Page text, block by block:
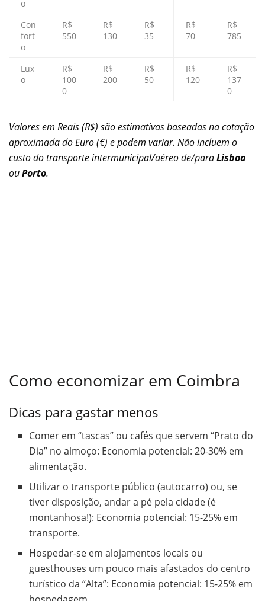
o
Con
fort
o
R$
550
R$
130
R$
35
R$
70
R$
785
Lux
o
R$
100
0
R$
200
R$
50
R$
120
R$
137
0
Valores em Reais (R$) são estimativas baseadas na cotação
aproximada do Euro (€) e podem variar. Não incluem o
custo do transporte intermunicipal/aéreo de/paraLisboa
ouPorto.
Como economizar em Coimbra
Dicas para gastar menos
Comer em “tascas” ou cafés que servem “Prato do
Dia” no almoço: Economia potencial: 20-30% em
alimentação.
Utilizar o transporte público (autocarro) ou, se
tiver disposição, andar a pé pela cidade (é
montanhosa!): Economia potencial: 15-25% em
transporte.
Hospedar-se em alojamentos locais ou
guesthouses um pouco mais afastados do centro
turístico da “Alta”: Economia potencial: 15-25% em